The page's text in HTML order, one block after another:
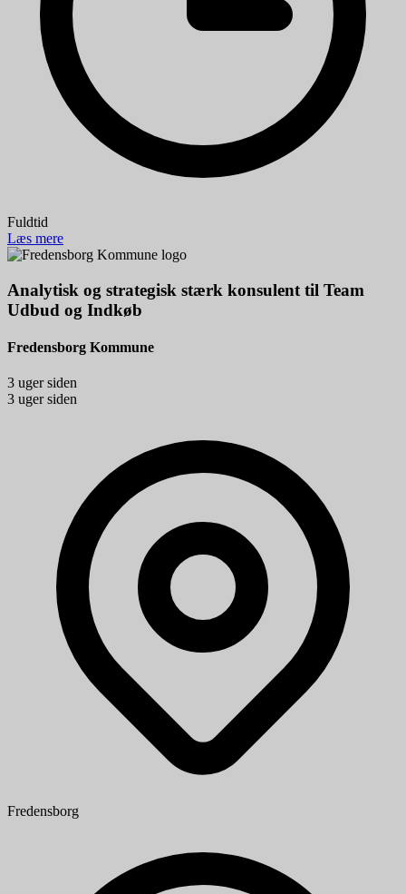
Fuldtid
Læs mere
Analytisk og strategisk stærk konsulent til Team
Udbud og Indkøb
Fredensborg Kommune
3 uger siden
3 uger siden
Fredensborg